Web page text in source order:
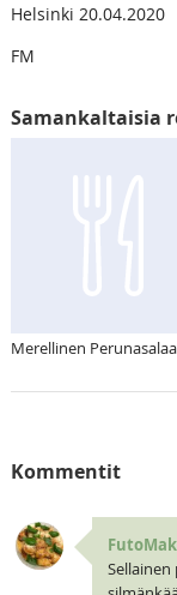
Helsinki 20.04.2020
FM
Samankaltaisia
Merellinen
Kommentit
Sellainen